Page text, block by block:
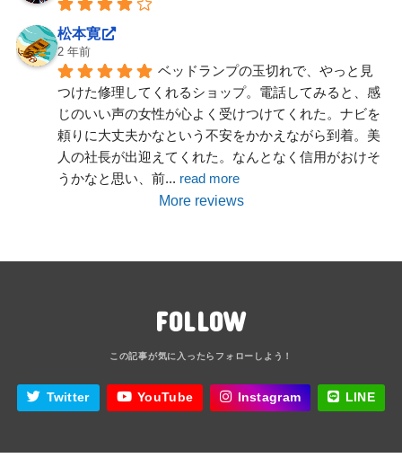
松本寛
2 年前
ベッドランプの玉切れで、やっと見
つけた修理してくれるショップ。電話してみると、感
じのいい声の女性が心よく受けつけてくれた。ナビを
頼りに大丈夫かなという不安をかかえながら到着。美
人の社長が出迎えてくれた。なんとなく信用がおけそ
うかなと思い、前... read more
More reviews
FOLLOW
Twitter YouTube Instagram LINE